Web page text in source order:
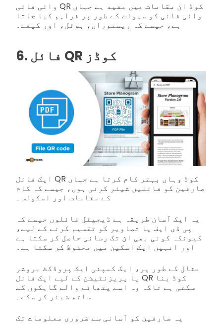
وائی فائی QR کوڈ ان مقامات میں مفید ہے جہاں
وائی فائی کو سہولت کے طور پر فراہم کیا جاتا
ہے، جیسے کہ ریستوراں، ہوٹل، اور کیفے۔
6. فائل QR کوڈز
ایک فائل QR کوڈ وہاں بہتر کام کرتا ہے جہاں
صارفین کو فائلیں شیئر کرنی ہوں، جیسے کہ کام
کے مقامات اور اسکولس۔
یہ ایک آسان طریقہ ہے ڈیجیٹل فائلوں جیسے کہ
پی ڈی ایف یا تصاویر کو تقسیم کرنے کے لیے،
کیونکہ کوئی بھی ان تک رسائی حاصل کر سکتا ہے
اور انہیں ایک اسکین میں محفوظ کر سکتا ہے۔
مثال کے طور پر، ایک کمپنی ایک پروڈکٹ بروشر
یا پریزنٹیشن کے لیے ایک فائل QR کوڈ بنا
سکتی ہے تاکہ وہ اسے پتھانے والے گاہکوں کے
ساتھ شیئر کر سکے۔
یہ صارفین کو آسانی سے ضروری معلومات تک